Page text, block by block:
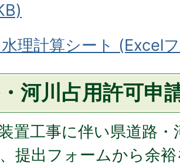
理計算シート (Excel
河川占用許可申
置工事に伴い県道路
提出フォームから余